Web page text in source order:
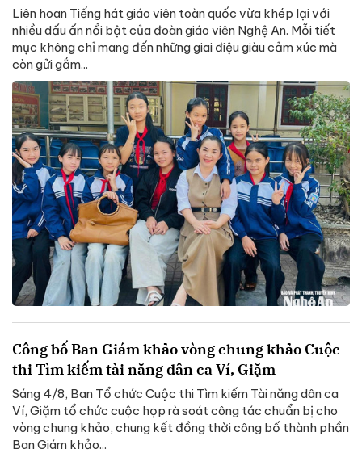
Liên hoan Tiếng hát giáo viên toàn quốc vừa khép lại với
nhiều dấu ấn nổi bật của đoàn giáo viên Nghệ An. Mỗi tiết
mục không chỉ mang đến những giai điệu giàu cảm xúc mà
còn gửi gắm...
Công bố Ban Giám khảo vòng chung khảo Cuộc
thi Tìm kiếm tài năng dân ca Ví, Giặm
Sáng 4/8, Ban Tổ chức Cuộc thi Tìm kiếm Tài năng dân ca
Ví, Giặm tổ chức cuộc họp rà soát công tác chuẩn bị cho
vòng chung khảo, chung kết đồng thời công bố thành phần
Ban Giám khảo...